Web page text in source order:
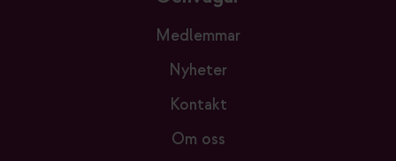
Medlemmar
Nyheter
Kontakt
Om oss